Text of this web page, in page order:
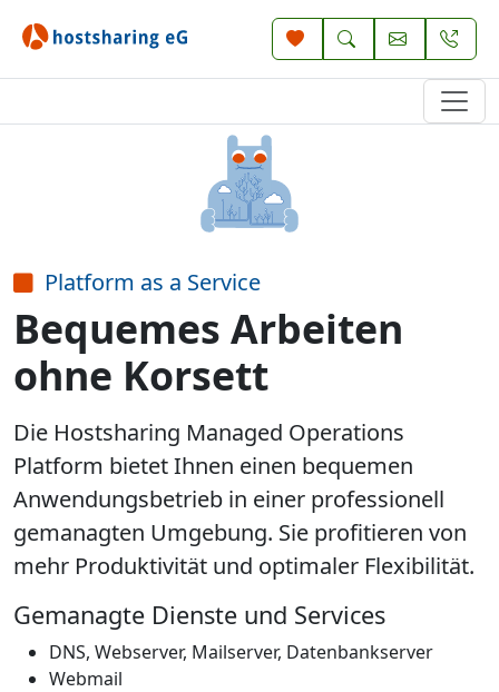
Platform as a Service
Bequemes Arbeiten
ohne Korsett
Die Hostsharing Managed Operations
Platform bietet Ihnen einen bequemen
Anwendungsbetrieb in einer professionell
gemanagten Umgebung. Sie profitieren von
mehr Produktivität und optimaler Flexibilität.
Gemanagte Dienste und Services
DNS, Webserver, Mailserver, Datenbankserver
Webmail